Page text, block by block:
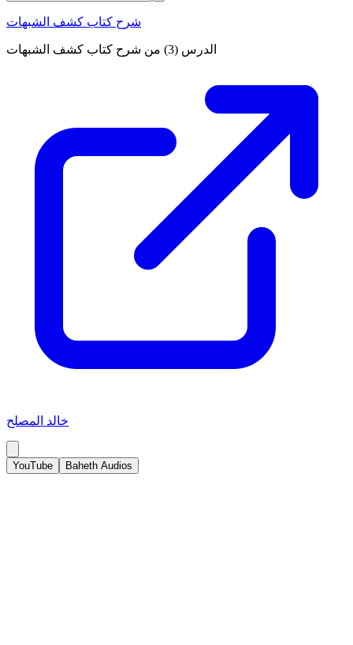
شرح كتاب كشف الشبهات
الدرس (3) من شرح كتاب كشف الشبهات
خالد المصلح
YouTube Baheth Audios